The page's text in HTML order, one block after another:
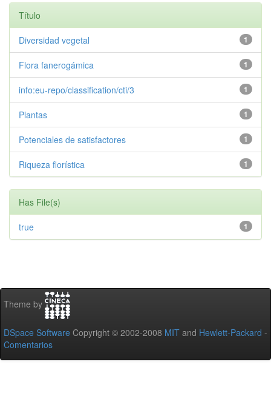
Título
1
Diversidad vegetal
1
Flora fanerogámica
1
info:eu-repo/classification/cti/3
1
Plantas
1
Potenciales de satisfactores
1
Riqueza florística
Has File(s)
1
true
Theme by
DSpace Software Copyright © 2002-2008 MIT and Hewlett-Packard -
Comentarios